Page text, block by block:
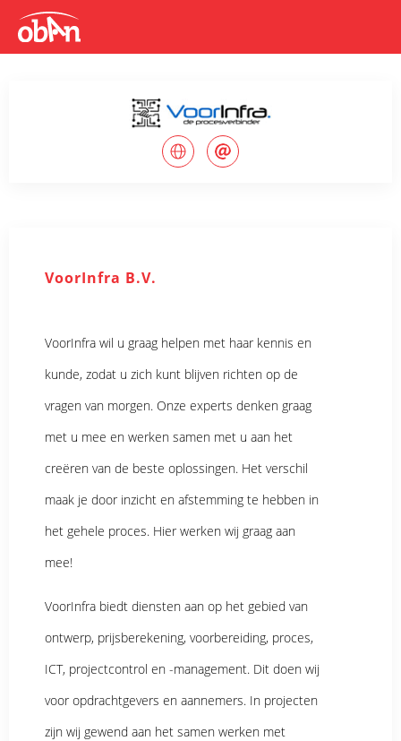
VoorInfra B.V.
VoorInfra wil u graag helpen met haar kennis en
kunde, zodat u zich kunt blijven richten op de
vragen van morgen. Onze experts denken graag
met u mee en werken samen met u aan het
creëren van de beste oplossingen. Het verschil
maak je door inzicht en afstemming te hebben in
het gehele proces. Hier werken wij graag aan
mee!
VoorInfra biedt diensten aan op het gebied van
ontwerp, prijsberekening, voorbereiding, proces,
ICT, projectcontrol en -management. Dit doen wij
voor opdrachtgevers en aannemers. In projecten
zijn wij gewend aan het samen werken met